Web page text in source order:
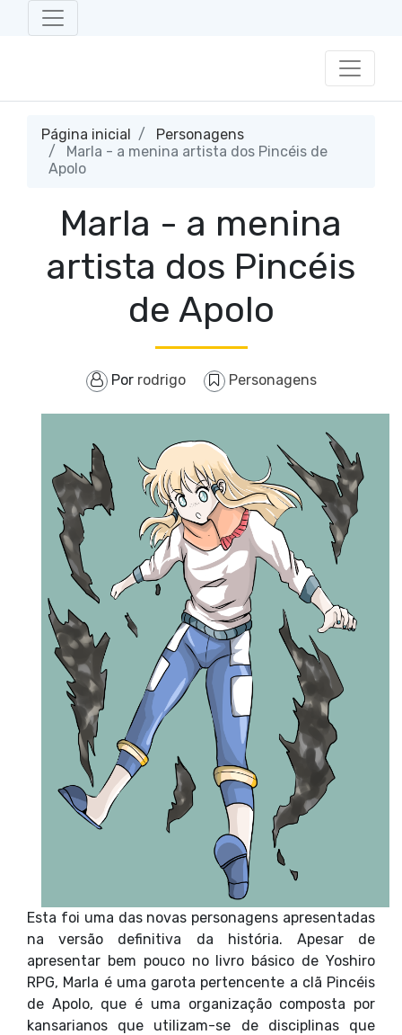
Página inicial
Personagens
Marla - a menina artista dos Pincéis de
Apolo
Marla - a menina
artista dos Pincéis
de Apolo
Por rodrigo Personagens
Esta foi uma das novas personagens apresentadas
na versão definitiva da história. Apesar de
apresentar bem pouco no livro básico de Yoshiro
RPG, Marla é uma garota pertencente a clã Pincéis
de Apolo, que é uma organização composta por
kansarianos que utilizam-se de disciplinas que